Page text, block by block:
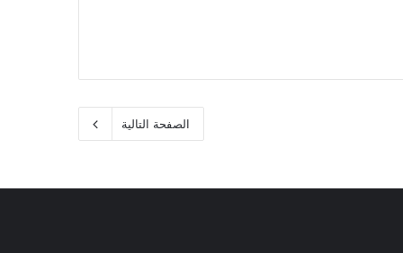
الصفحة التالية